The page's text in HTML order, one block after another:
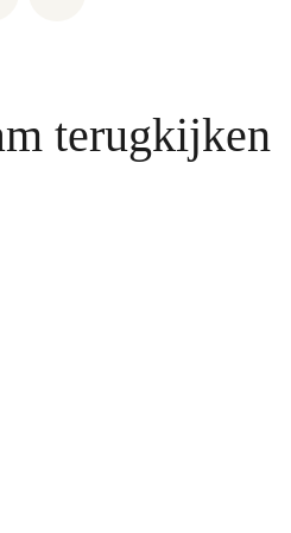
terugkijken